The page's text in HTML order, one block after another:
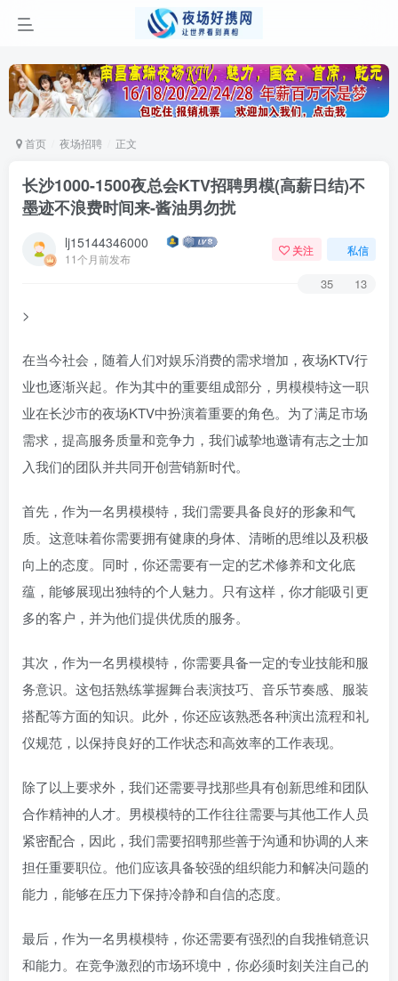
首页 夜场招聘 正文
长沙1000-1500夜总会KTV招聘男模(高薪日结)不
墨迹不浪费时间来-酱油男勿扰
lj15144346000
11个月前发布
关注 私信
35 13
>
在当今社会，随着人们对娱乐消费的需求增加，夜场KTV行
业也逐渐兴起。作为其中的重要组成部分，男模模特这一职
业在长沙市的夜场KTV中扮演着重要的角色。为了满足市场
需求，提高服务质量和竞争力，我们诚挚地邀请有志之士加
入我们的团队并共同开创营销新时代。
首先，作为一名男模模特，我们需要具备良好的形象和气
质。这意味着你需要拥有健康的身体、清晰的思维以及积极
向上的态度。同时，你还需要有一定的艺术修养和文化底
蕴，能够展现出独特的个人魅力。只有这样，你才能吸引更
多的客户，并为他们提供优质的服务。
其次，作为一名男模模特，你需要具备一定的专业技能和服
务意识。这包括熟练掌握舞台表演技巧、音乐节奏感、服装
搭配等方面的知识。此外，你还应该熟悉各种演出流程和礼
仪规范，以保持良好的工作状态和高效率的工作表现。
除了以上要求外，我们还需要寻找那些具有创新思维和团队
合作精神的人才。男模模特的工作往往需要与其他工作人员
紧密配合，因此，我们需要招聘那些善于沟通和协调的人来
担任重要职位。他们应该具备较强的组织能力和解决问题的
能力，能够在压力下保持冷静和自信的态度。
最后，作为一名男模模特，你还需要有强烈的自我推销意识
和能力。在竞争激烈的市场环境中，你必须时刻关注自己的